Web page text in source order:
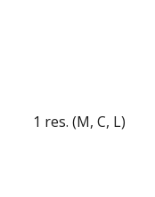
1 res. (M, C, L)